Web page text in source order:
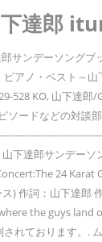
達郎
サンデーソング
ピアノ・ベスト～
528 KO, 山下達郎/
ピソードなどの対
山下達郎サンデ
24
) 作詞：山下達
the guys land
れております。.